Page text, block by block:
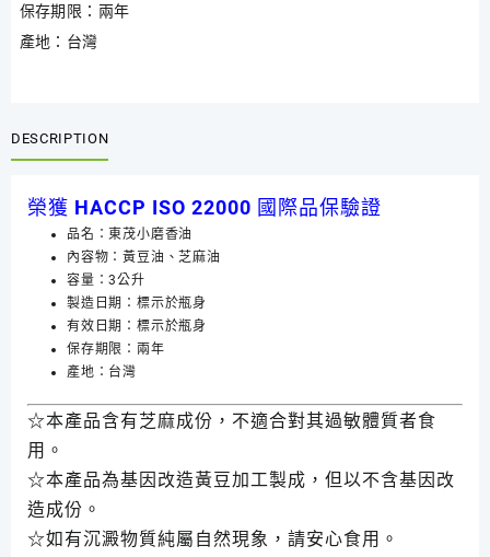
保存期限：兩年
產地：台灣
DESCRIPTION
榮獲 HACCP ISO 22000 國際品保驗證
品名：東茂小磨香油
內容物：黃豆油、芝麻油
容量：3公升
製造日期：標示於瓶身
有效日期：標示於瓶身
保存期限：兩年
產地：台灣
☆本產品含有芝麻成份，不適合對其過敏體質者食
用。
☆本產品為基因改造黃豆加工製成，但以不含基因改
造成份。
☆如有沉澱物質純屬自然現象，請安心食用。